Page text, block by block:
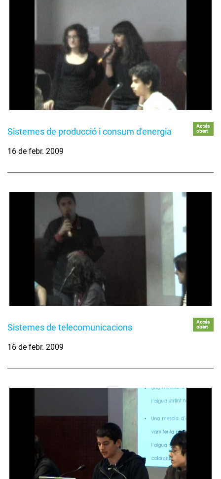
Sistemes de producció i consum d'energia
Accés
obert
16 de febr. 2009
Sistemes de telecomunicacions
Accés
obert
16 de febr. 2009